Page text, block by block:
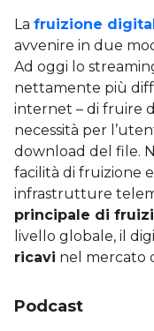
La fruizione
avvenire in due
Ad oggi lo
nettamente più
internet – di fruire
necessità per
download del file.
facilità di fruizione
infrastrutture
principale di
livello globale, il
ricavi nel mercato
Podcast